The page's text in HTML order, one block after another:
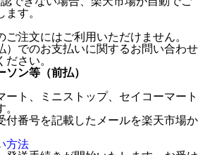
す。
注文にはご利用いただけません。
でのお支払いに関するお問い合わせ
ださい。
ン等（前払）
ート、ミニストップ、セイコーマート
付番号を記載したメールを楽天市場か
方法